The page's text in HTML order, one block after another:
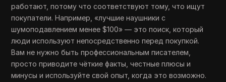
работают, потому что соответствуют тому, что ищут
покупатели. Например, «лучшие наушники с
шумоподавлением менее $100» — это поиск, который
люди используют непосредственно перед покупкой.
Вам не нужно быть профессиональным писателем,
просто приводите чёткие факты, честные плюсы и
минусы и используйте свой опыт, когда это возможно.